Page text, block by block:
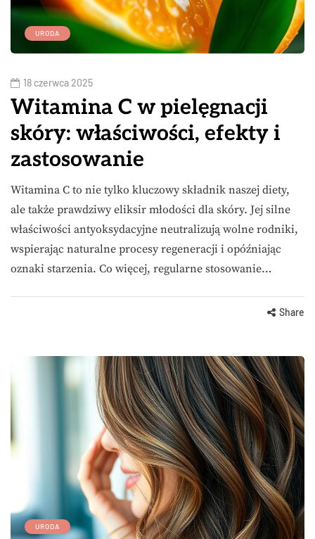
URODA
18 czerwca 2025
Witamina C w pielęgnacji
skóry: właściwości, efekty i
zastosowanie
Witamina C to nie tylko kluczowy składnik naszej diety,
ale także prawdziwy eliksir młodości dla skóry. Jej silne
właściwości antyoksydacyjne neutralizują wolne rodniki,
wspierając naturalne procesy regeneracji i opóźniając
oznaki starzenia. Co więcej, regularne stosowanie…
Share
URODA